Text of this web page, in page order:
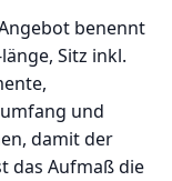
benennt
Sitz inkl.
und
damit der
das Aufmaß die